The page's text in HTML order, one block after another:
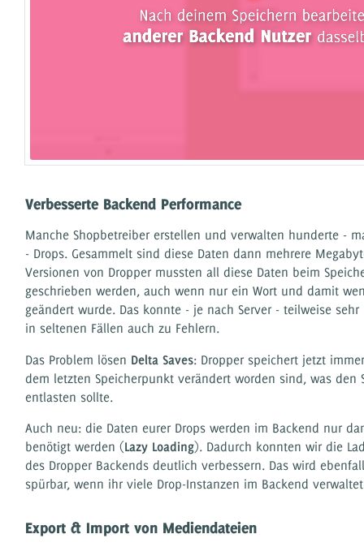
Verbesserte Backend Performance
Manche Shopbetreiber erstellen und verwalten hunderte -
- Drops. Gesammelt sind diese Daten dann mehrere
Versionen von Dropper mussten all diese Daten beim
geschrieben werden, auch wenn nur ein Wort und damit
geändert wurde. Das konnte - je nach Server - teilweise
in seltenen Fällen auch zu Fehlern.
Das Problem lösen Delta Saves: Dropper speichert jetzt
dem letzten Speicherpunkt verändert worden sind, was den
entlasten sollte.
Auch neu: die Daten eurer Drops werden im Backend nur
benötigt werden (Lazy Loading). Dadurch konnten wir die
des Dropper Backends deutlich verbessern. Das wird
spürbar, wenn ihr viele Drop-Instanzen im Backend
Export & Import von Mediendateien